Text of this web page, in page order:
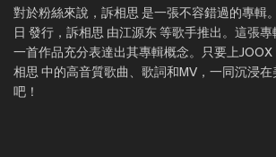
對於粉絲來說，訴相思 是一張不容錯過的專輯
日 發行，訴相思 由江源东 等歌手推出。這張
一首作品充分表達出其專輯概念。只要上
相思 中的高音質歌曲、歌詞和MV，一同沉浸在
吧！